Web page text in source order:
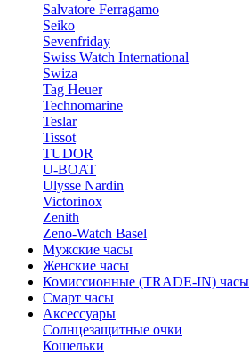
Salvatore Ferragamo
Seiko
Sevenfriday
Swiss Watch International
Swiza
Tag Heuer
Technomarine
Teslar
Tissot
TUDOR
U-BOAT
Ulysse Nardin
Victorinox
Zenith
Zeno-Watch Basel
Мужские часы
Женские часы
Комиссионные (TRADE-IN) часы
Смарт часы
Аксессуары
Солнцезащитные очки
Кошельки